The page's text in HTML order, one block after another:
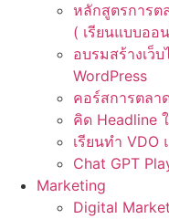
หลักสูตรการต
( เรียนแบบออ
อบรมสร้างเว็
WordPress
คอร์สการตลา
คิด Headline
เรียนทำ VDO
Chat GPT
Marketing
Digital